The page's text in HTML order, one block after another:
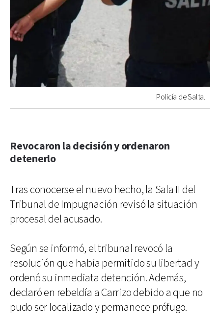
Policía de Salta.
Revocaron la decisión y ordenaron
detenerlo
Tras conocerse el nuevo hecho, la Sala II del
Tribunal de Impugnación revisó la situación
procesal del acusado.
Según se informó, el tribunal revocó la
resolución que había permitido su libertad y
ordenó su inmediata detención. Además,
declaró en rebeldía a Carrizo debido a que no
pudo ser localizado y permanece prófugo.